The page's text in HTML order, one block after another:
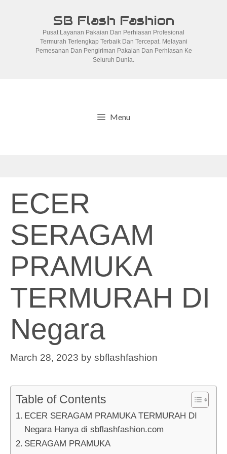
SB Flash Fashion
Pusat Layanan Pakaian Dan Perhiasan Profesional
Termurah Terlengkap Terbaik Dan Tercepat. Melayani
Pemesanan Dan Pengiriman Pakaian Dan Perhiasan Ke
Seluruh Dunia.
Menu
ECER
SERAGAM
PRAMUKA
TERMURAH DI
Negara
March 28, 2023 by sbflashfashion
Table of Contents
ECER SERAGAM PRAMUKA TERMURAH DI
Negara Hanya di sbflashfashion.com
SERAGAM PRAMUKA